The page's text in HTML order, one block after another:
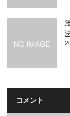
コメント